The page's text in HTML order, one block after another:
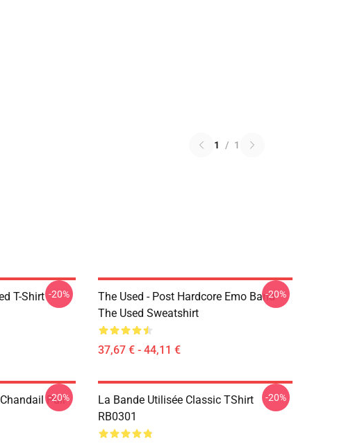
1 / 1
T-Shirt -20%
The Used - Post Hardcore Emo Band
The Used Sweatshirt
37,67 € - 44,11 €
-20%
Pull
-20%
La Bande Utilisée Classic TShirt
RB0301
-20%